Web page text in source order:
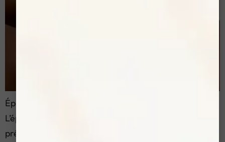
Épilation laser du maillot: prix, protocole et sécurité.
L’épilation laser du maillot est une prestation de
précision. Nous travaillons avec un protocole